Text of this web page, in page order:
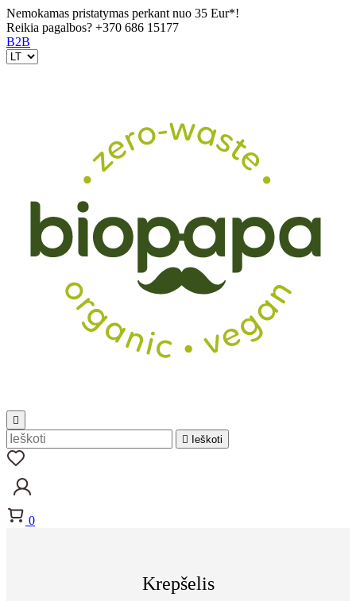
Nemokamas pristatymas perkant nuo 35 Eur*!
Reikia pagalbos? +370 686 15177
B2B


Ieškoti
0
Krepšelis